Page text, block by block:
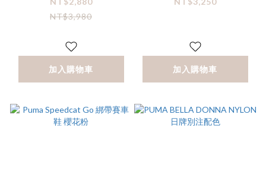
NT$3,980
加入購物車 加入購物車